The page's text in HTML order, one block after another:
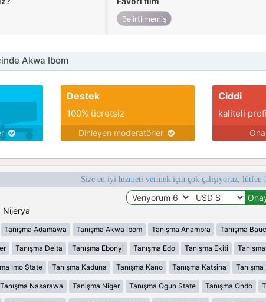
Belirtilmemiş
Akwa Ibom
Destek
100% ücretsiz
Dinleyen moderatörler
Ciddi
kaliteli
Size en iyi hizmeti vermek için çok çalışıyoruz, lütfen
Nijerya
Tanışma Adamawa Tanışma Akwa Ibom Tanışma Anambra Tanışma
Tanışma Delta Tanışma Ebonyi Tanışma Edo Tanışma Ekiti
Imo State Tanışma Kaduna Tanışma Kano Tanışma Katsina
Tanışma Nasarawa Tanışma Niger Tanışma Ogun State Tanışma Ondo